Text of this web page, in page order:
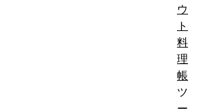
ウ
ト
料
理
帳
ツ
ー